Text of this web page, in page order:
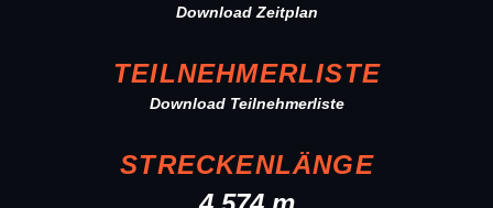
Download Zeitplan
TEILNEHMERLISTE
Download Teilnehmerliste
STRECKENLÄNGE